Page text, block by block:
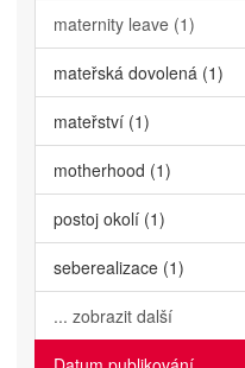
maternity leave (1)
mateřská dovolená (1)
mateřství (1)
motherhood (1)
postoj okolí (1)
seberealizace (1)
... zobrazit další